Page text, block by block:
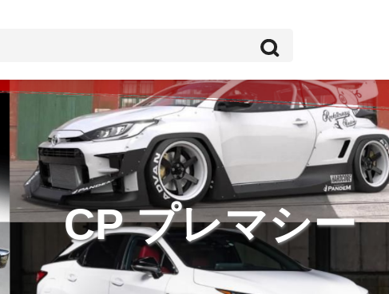
CP プレマシー